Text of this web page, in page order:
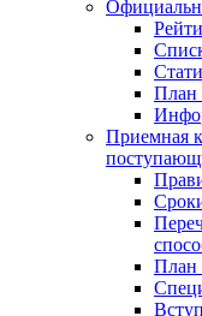
План
Приемная
План